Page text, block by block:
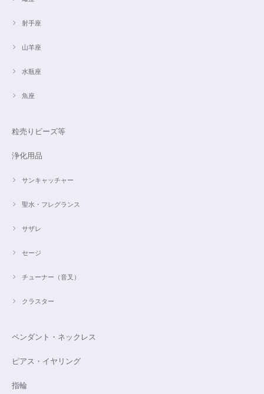
射手座
山羊座
水瓶座
魚座
粒売りビーズ等
浄化用品
サンキャッチャー
聖水・フレグランス
サザレ
セージ
チューナー（音叉）
クラスター
ペンダント・ネックレス
ピアス・イヤリング
指輪